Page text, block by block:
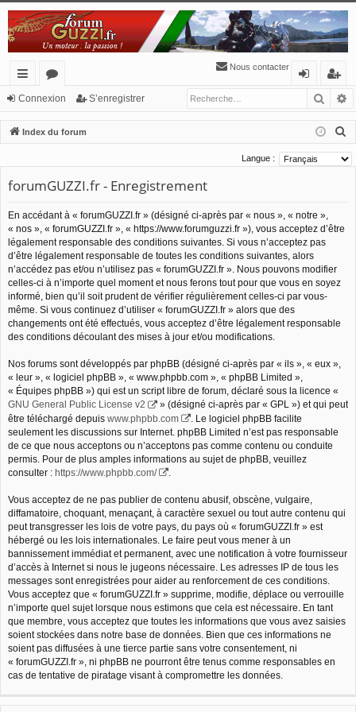
cc
ès
ra
or
u
m
Nous contacter
n
ne
n
’e
nr
eg
Connexion S’enregistrer
Index du forum
c
Langue :
forumGUZZI.fr - Enregistrement
En accédant à « forumGUZZI.fr » (désigné ci-après par « nous », « notre »,
« nos », « forumGUZZI.fr », « https://www.forumguzzi.fr »), vous acceptez d’être
légalement responsable des conditions suivantes. Si vous n’acceptez pas
d’être légalement responsable de toutes les conditions suivantes, alors
n’accédez pas et/ou n’utilisez pas « forumGUZZI.fr ». Nous pouvons modifier
celles-ci à n’importe quel moment et nous ferons tout pour que vous en soyez
informé, bien qu’il soit prudent de vérifier régulièrement celles-ci par vous-
même. Si vous continuez d’utiliser « forumGUZZI.fr » alors que des
changements ont été effectués, vous acceptez d’être légalement responsable
des conditions découlant des mises à jour et/ou modifications.
Nos forums sont développés par phpBB (désigné ci-après par « ils », « eux »,
« leur », « logiciel phpBB », « www.phpbb.com », « phpBB Limited »,
« Équipes phpBB ») qui est un script libre de forum, déclaré sous la licence «
GNU General Public License v2
» (désigné ci-après par « GPL ») et qui peut
être téléchargé depuis www.phpbb.com
. Le logiciel phpBB facilite
seulement les discussions sur Internet. phpBB Limited n’est pas responsable
de ce que nous acceptons ou n’acceptons pas comme contenu ou conduite
permis. Pour de plus amples informations au sujet de phpBB, veuillez
consulter : https://www.phpbb.com/ .
Vous acceptez de ne pas publier de contenu abusif, obscène, vulgaire,
diffamatoire, choquant, menaçant, à caractère sexuel ou tout autre contenu qui
peut transgresser les lois de votre pays, du pays où « forumGUZZI.fr » est
hébergé ou les lois internationales. Le faire peut vous mener à un
bannissement immédiat et permanent, avec une notification à votre fournisseur
d’accès à Internet si nous le jugeons nécessaire. Les adresses IP de tous les
messages sont enregistrées pour aider au renforcement de ces conditions.
Vous acceptez que « forumGUZZI.fr » supprime, modifie, déplace ou verrouille
n’importe quel sujet lorsque nous estimons que cela est nécessaire. En tant
que membre, vous acceptez que toutes les informations que vous avez saisies
soient stockées dans notre base de données. Bien que ces informations ne
soient pas diffusées à une tierce partie sans votre consentement, ni
« forumGUZZI.fr », ni phpBB ne pourront être tenus comme responsables en
cas de tentative de piratage visant à compromettre les données.